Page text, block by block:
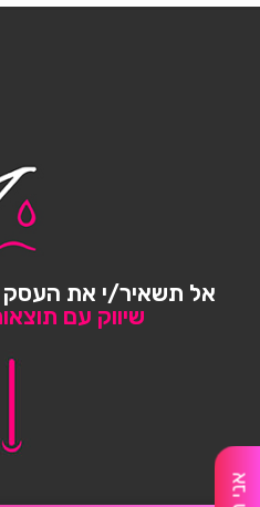
אל תשאיר/י את העסק
שיווק עם